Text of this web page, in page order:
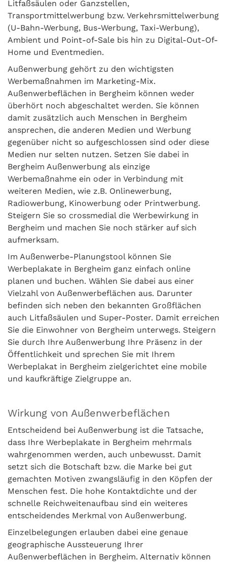
Litfaßsäulen oder Ganzstellen,
Transportmittelwerbung bzw. Verkehrsmittelwerbung
(U-Bahn-Werbung, Bus-Werbung, Taxi-Werbung),
Ambient und Point-of-Sale bis hin zu Digital-Out-Of-
Home und Eventmedien.
Außenwerbung gehört zu den wichtigsten
Werbemaßnahmen im Marketing-Mix.
Außenwerbeflächen in Bergheim können weder
überhört noch abgeschaltet werden. Sie können
damit zusätzlich auch Menschen in Bergheim
ansprechen, die anderen Medien und Werbung
gegenüber nicht so aufgeschlossen sind oder diese
Medien nur selten nutzen. Setzen Sie dabei in
Bergheim Außenwerbung als einzige
Werbemaßnahme ein oder in Verbindung mit
weiteren Medien, wie z.B. Onlinewerbung,
Radiowerbung, Kinowerbung oder Printwerbung.
Steigern Sie so crossmedial die Werbewirkung in
Bergheim und machen Sie noch stärker auf sich
aufmerksam.
Im Außenwerbe-Planungstool können Sie
Werbeplakate in Bergheim ganz einfach online
planen und buchen. Wählen Sie dabei aus einer
Vielzahl von Außenwerbeflächen aus. Darunter
befinden sich neben den bekannten Großflächen
auch Litfaßsäulen und Super-Poster. Damit erreichen
Sie die Einwohner von Bergheim unterwegs. Steigern
Sie durch Ihre Außenwerbung Ihre Präsenz in der
Öffentlichkeit und sprechen Sie mit Ihrem
Werbeplakat in Bergheim zielgerichtet eine mobile
und kaufkräftige Zielgruppe an.
Wirkung von Außenwerbeflächen
Entscheidend bei Außenwerbung ist die Tatsache,
dass Ihre Werbeplakate in Bergheim mehrmals
wahrgenommen werden, auch unbewusst. Damit
setzt sich die Botschaft bzw. die Marke bei gut
gemachten Motiven zwangsläufig in den Köpfen der
Menschen fest. Die hohe Kontaktdichte und der
schnelle Reichweitenaufbau sind ein weiteres
entscheidendes Merkmal von Außenwerbung.
Einzelbelegungen erlauben dabei eine genaue
geographische Aussteuerung Ihrer
Außenwerbeflächen in Bergheim. Alternativ können